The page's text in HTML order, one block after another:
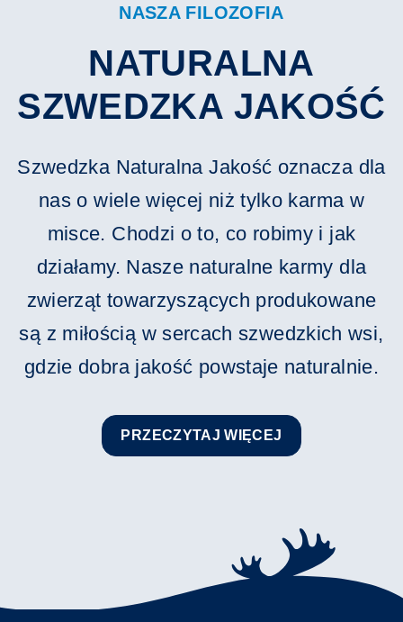
NASZA FILOZOFIA
NATURALNA
SZWEDZKA JAKOŚĆ
Szwedzka Naturalna Jakość oznacza dla
nas o wiele więcej niż tylko karma w
misce. Chodzi o to, co robimy i jak
działamy. Nasze naturalne karmy dla
zwierząt towarzyszących produkowane
są z miłością w sercach szwedzkich wsi,
gdzie dobra jakość powstaje naturalnie.
PRZECZYTAJ WIĘCEJ